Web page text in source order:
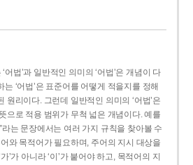
어법’과 일반적인 의미의 ‘어법’은 개념이 다
‘어법’은 표준어를 어떻게 적을지를 정해
원리이다. 그런데 일반적인 의미의 ‘어법’은
으로 적용 범위가 무척 넓은 개념이다. 예를
라는 문장에서는 여러 가지 규칙을 찾아볼 수
어와 목적어가 필요하며, 주어의 지시 대상을
’가 아니라 ‘이’가 붙어야 하고, 목적어의 지